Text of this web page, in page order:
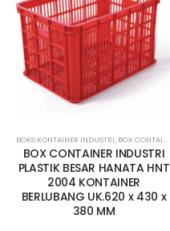
BOKS KONTAINER INDUSTRI, BOX CONTAINER BESAR
BOX CONTAINER INDUSTRI
PLASTIK BESAR HANATA HNT
2004 KONTAINER
BERLUBANG UK.620 x 430 x
380 MM